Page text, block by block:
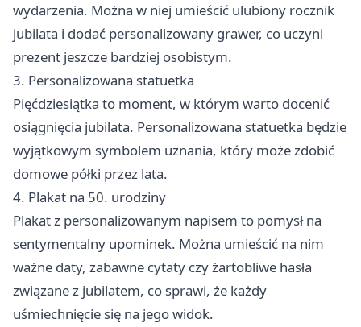
wydarzenia. Można w niej umieścić ulubiony rocznik
jubilata i dodać personalizowany grawer, co uczyni
prezent jeszcze bardziej osobistym.
3. Personalizowana statuetka
Pięćdziesiątka to moment, w którym warto docenić
osiągnięcia jubilata. Personalizowana statuetka będzie
wyjątkowym symbolem uznania, który może zdobić
domowe półki przez lata.
4. Plakat na 50. urodziny
Plakat z personalizowanym napisem to pomysł na
sentymentalny upominek. Można umieścić na nim
ważne daty, zabawne cytaty czy żartobliwe hasła
związane z jubilatem, co sprawi, że każdy
uśmiechnięcie się na jego widok.